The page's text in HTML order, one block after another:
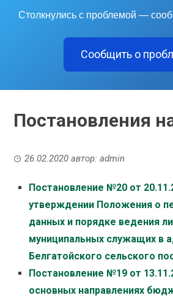
Столкнулись с проблемой —
Сообщить о
Постановления
26.02.2020 автор:admin
Постановление №20 от
утверждении Положения о
данных и порядке ведения
муниципальных служащих в
Белгатойского сельского
Постановление №19 от
основных направлениях